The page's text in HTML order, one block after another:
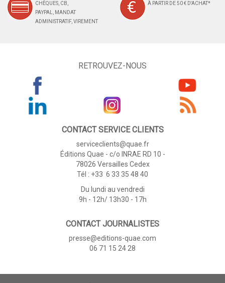
CHÈQUES, CB,
PAYPAL, MANDAT
ADMINISTRATIF, VIREMENT
À PARTIR DE 50 € D'ACHAT*
RETROUVEZ-NOUS
CONTACT SERVICE CLIENTS
serviceclients@quae.fr
Éditions Quae - c/o INRAE RD 10 -
78026 Versailles Cedex
Tél : +33 6 33 35 48 40
Du lundi au vendredi
9h - 12h/ 13h30 - 17h
CONTACT JOURNALISTES
presse@editions-quae.com
06 71 15 24 28